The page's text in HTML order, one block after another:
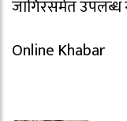
जागिरसमेत उपलब्ध
Online Khabar